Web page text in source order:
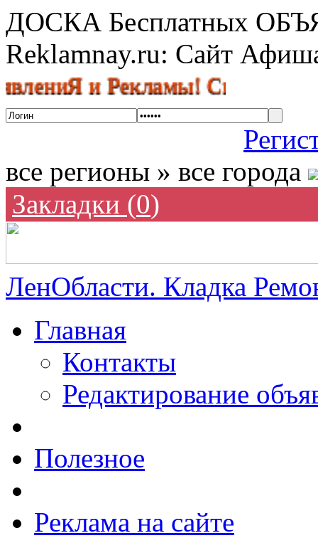
ДОСКА Бесплатных
Reklamnay.ru: Сайт
и Рекламы! Спешите
все регионы » все города
Закладки (0)
ЛенОбласти. Кладка
Главная
Контакты
Редактирование
Полезное
Реклама на сайте